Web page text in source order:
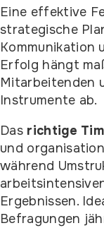
Eine effektive
strategische
Kommunikation
Erfolg hängt
Mitarbeitenden
Instrumente ab.
Das richtige
und
während
Ergebnissen.
Befragungen